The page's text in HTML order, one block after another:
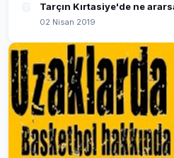
Tarçın Kırtasiye'de ne
02 Nisan 2019